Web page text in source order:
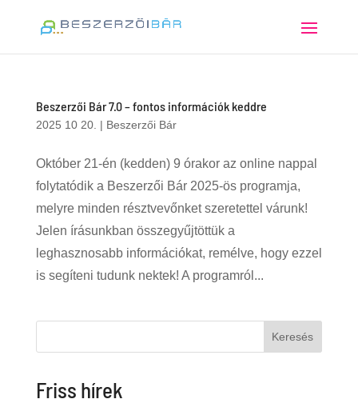
Beszerzői Bár 7.0 – fontos információk keddre
2025 10 20. | Beszerzői Bár
Október 21-én (kedden) 9 órakor az online nappal
folytatódik a Beszerzői Bár 2025-ös programja,
melyre minden résztvevőnket szeretettel várunk!
Jelen írásunkban összegyűjtöttük a
leghasznosabb információkat, remélve, hogy ezzel
is segíteni tudunk nektek! A programról...
Keresés
Friss hírek